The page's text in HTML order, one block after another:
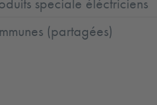
(partagées)